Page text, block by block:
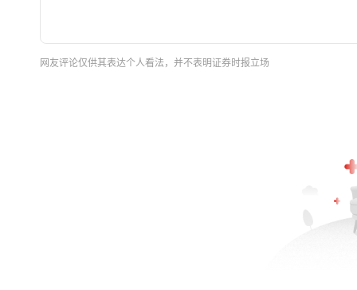
网友评论仅供其表达个人看法，并不表明证券时报立场